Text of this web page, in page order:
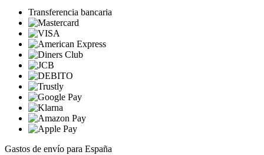
Transferencia bancaria
Gastos de envío para España